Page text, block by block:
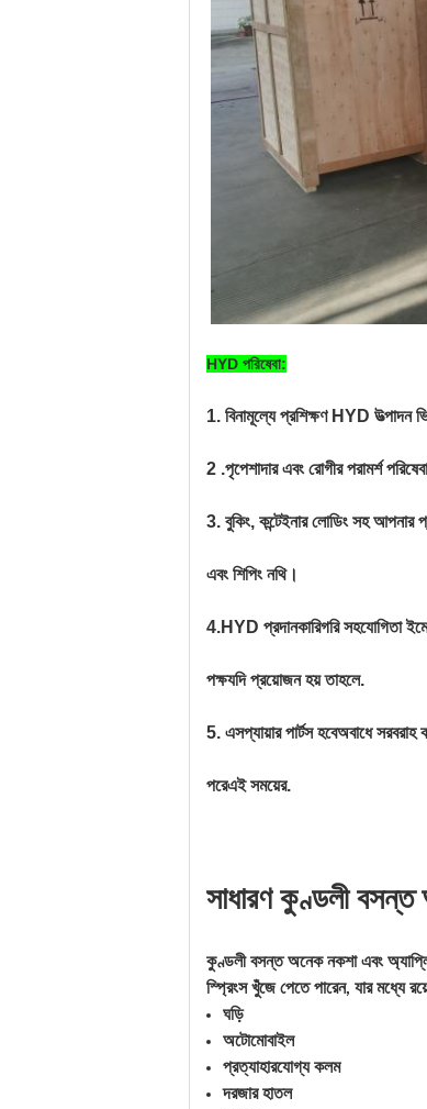
HYD পরিষেবা:
1. বিনামূল্যে প্রশিক্ষণ HYD উত্পাদন
2 .পৃপেশাদার এবং রোগীর পরামর্শ পরিষেবা
3. বুকিং, কন্টেইনার লোডিং সহ আপনার
এবং শিপিং নথি।
4.HYD প্রদানকারিগরি সহযোগিতা
পক্ষযদি প্রয়োজন হয় তাহলে.
5. এসপ্যায়ার পার্টস হবেঅবাধে সরবরাহ
পরেএই সময়ের.
সাধারণ কুণ্ডলী বসন্ত
কুণ্ডলী বসন্ত অনেক নকশা এবং
স্প্রিংস খুঁজে পেতে পারেন, যার মধ্যে
ঘড়ি
অটোমোবাইল
প্রত্যাহারযোগ্য কলম
দরজার হাতল